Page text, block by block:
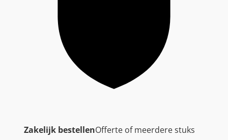
Zakelijk bestellenOfferte of meerdere stuks